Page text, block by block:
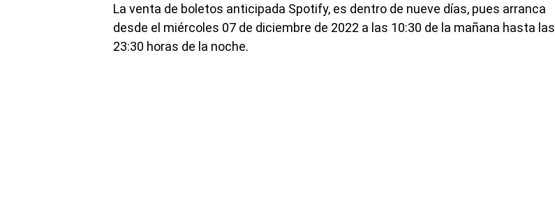
La venta de boletos anticipada Spotify, es dentro de nueve días, pues arranca
desde el miércoles 07 de diciembre de 2022 a las 10:30 de la mañana hasta las
23:30 horas de la noche.